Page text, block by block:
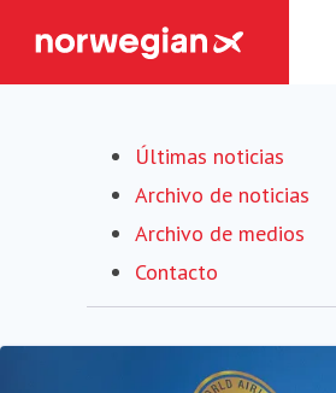
Últimas noticias
Archivo de noticias
Archivo de medios
Contacto